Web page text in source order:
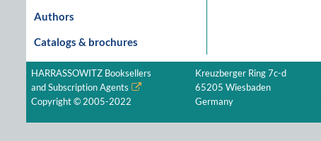
Authors
Catalogs & brochures
HARRASSOWITZ Booksellers
and Subscription Agents
Copyright © 2005-2022
Kreuzberger Ring 7c-d
65205 Wiesbaden
Germany